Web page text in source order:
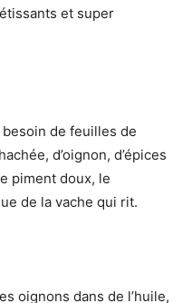
et super
de feuilles de
d’oignon, d’épices
piment doux, le
de la vache qui rit.
oignons dans de l’huile,